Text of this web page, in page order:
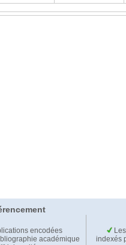
encodées
académique
Les
indexés